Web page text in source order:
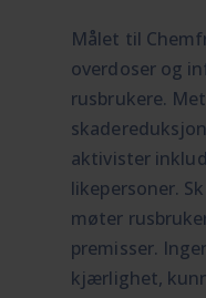
Målet til
overdoser og
rusbrukere.
aktivister
likepersoner.
møter
premisser.
kjærlighet,